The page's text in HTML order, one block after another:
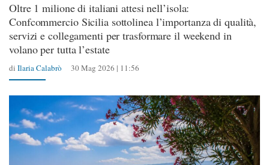
Oltre 1 milione di italiani attesi nell’isola:
Confcommercio Sicilia sottolinea l’importanza di qualità,
servizi e collegamenti per trasformare il weekend in
volano per tutta l’estate
di Ilaria Calabrò 30 Mag 2026 | 11:56